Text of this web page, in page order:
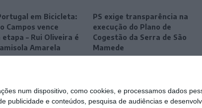
num dispositivo, como cookies, e processamos dados
publicidade e conteúdos, pesquisa de audiências e
em Bicicleta:
Campos vence
– Rui Oliveira é
Amarela
PS exige transparência na
execução do Plano de
Cogestão da Serra de São
Mamede